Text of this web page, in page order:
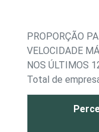
PROPORÇÃO
VELOCIDADE
NOS ÚLTIMOS
Total de